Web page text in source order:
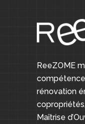
ReeZOME
rénovation
Maîtrise